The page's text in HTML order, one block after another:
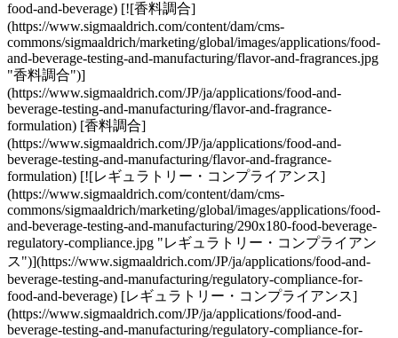
food-and-beverage) [![香料調合]
(https://www.sigmaaldrich.com/content/dam/cms-
commons/sigmaaldrich/marketing/global/images/applications/food-
and-beverage-testing-and-manufacturing/flavor-and-fragrances.jpg
"香料調合")]
(https://www.sigmaaldrich.com/JP/ja/applications/food-and-
beverage-testing-and-manufacturing/flavor-and-fragrance-
formulation) [香料調合]
(https://www.sigmaaldrich.com/JP/ja/applications/food-and-
beverage-testing-and-manufacturing/flavor-and-fragrance-
formulation) [![レギュラトリー・コンプライアンス]
(https://www.sigmaaldrich.com/content/dam/cms-
commons/sigmaaldrich/marketing/global/images/applications/food-
and-beverage-testing-and-manufacturing/290x180-food-beverage-
regulatory-compliance.jpg "レギュラトリー・コンプライアン
ス")](https://www.sigmaaldrich.com/JP/ja/applications/food-and-
beverage-testing-and-manufacturing/regulatory-compliance-for-
food-and-beverage) [レギュラトリー・コンプライアンス]
(https://www.sigmaaldrich.com/JP/ja/applications/food-and-
beverage-testing-and-manufacturing/regulatory-compliance-for-